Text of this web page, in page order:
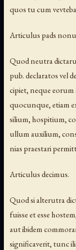
quos tu cum
Articulus pads
Quod neutra
pub. declaratos vel
cipiet, neque eorum
quocunque, etiam
silium, hospitium,
ullum auxilium,
nias praestari
Articulus decimus.
Quod si alterutra
fuisse et esse
aut ibidem
significaverit, tunc